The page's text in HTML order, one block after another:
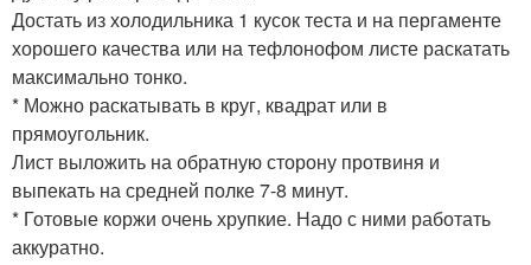
Достать из холодильника 1 кусок теста и на пергаменте
хорошего качества или на тефлонофом листе раскатать
максимально тонко.
* Можно раскатывать в круг, квадрат или в
прямоугольник.
Лист выложить на обратную сторону протвиня и
выпекать на средней полке 7-8 минут.
* Готовые коржи очень хрупкие. Надо с ними работать
аккуратно.